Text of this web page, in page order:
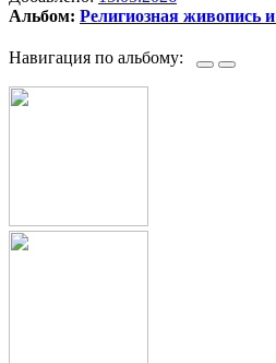
Альбом: Религиозная живопись
Навигация по альбому: